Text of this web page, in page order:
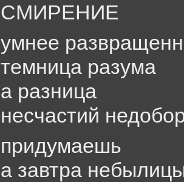
СМИРЕНИЕ
умнее
темница разума
а разница
несчастий
придумаешь
а завтра